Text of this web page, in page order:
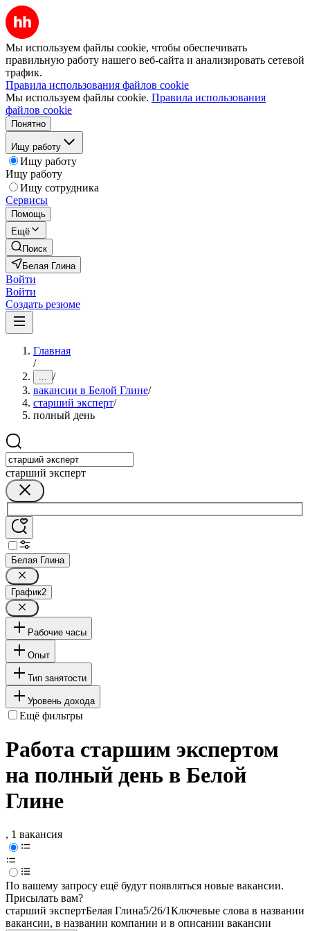
Мы используем файлы cookie, чтобы обеспечивать
правильную работу нашего веб-сайта и анализировать сетевой
трафик.
Правила использования файлов cookie
Мы используем файлы cookie. Правила использования
файлов cookie
Понятно
Ищу работу
Ищу работу
Ищу работу
Ищу сотрудника
Сервисы
Помощь
Ещё
Поиск
Белая Глина
Войти
Войти
Создать резюме
Главная
/
... /
вакансии в Белой Глине/
старший эксперт/
полный день
старший эксперт
Белая Глина
График2
Рабочие часы
Опыт
Тип занятости
Уровень дохода
Ещё фильтры
Работа старшим экспертом
на полный день в Белой
Глине
, 1 вакансия
По вашему запросу ещё будут появляться новые вакансии.
Присылать вам?
старший экспертБелая Глина5/26/1Ключевые слова в названии
вакансии, в названии компании и в описании вакансии